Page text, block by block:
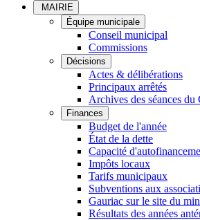
MAIRIE
Équipe municipale
Conseil municipal
Commissions
Décisions
Actes & délibérations
Principaux arrêtés
Archives des séances du
Finances
Budget de l'année
État de la dette
Capacité
Impôts locaux
Tarifs municipaux
Subventions aux
Gauriac sur le site du
Résultats des années